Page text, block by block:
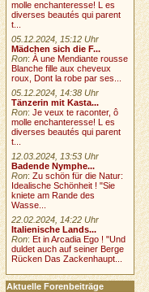
molle enchanteresse! L es
diverses beautés qui parent
t...
05.12.2024, 15:12 Uhr
Mädchen sich die F...
Ron:À une Mendiante rousse
Blanche fille aux cheveux
roux, Dont la robe par ses...
05.12.2024, 14:38 Uhr
Tänzerin mit Kasta...
Ron:Je veux te raconter, ô
molle enchanteresse! L es
diverses beautés qui parent
t...
12.03.2024, 13:53 Uhr
Badende Nymphe...
Ron:Zu schön für die Natur:
Idealische Schönheit ! "Sie
kniete am Rande des
Wasse...
22.02.2024, 14:22 Uhr
Italienische Lands...
Ron:Et in Arcadia Ego ! "Und
duldet auch auf seiner Berge
Rücken Das Zackenhaupt...
Aktuelle Forenbeiträge